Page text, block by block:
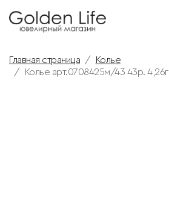
Главная страница
Колье
Колье арт.0708425м/43 43р. 4,26г